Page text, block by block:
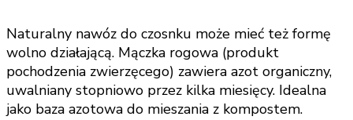
Naturalny nawóz do czosnku może mieć też formę
wolno działającą. Mączka rogowa (produkt
pochodzenia zwierzęcego) zawiera azot organiczny,
uwalniany stopniowo przez kilka miesięcy. Idealna
jako baza azotowa do mieszania z kompostem.